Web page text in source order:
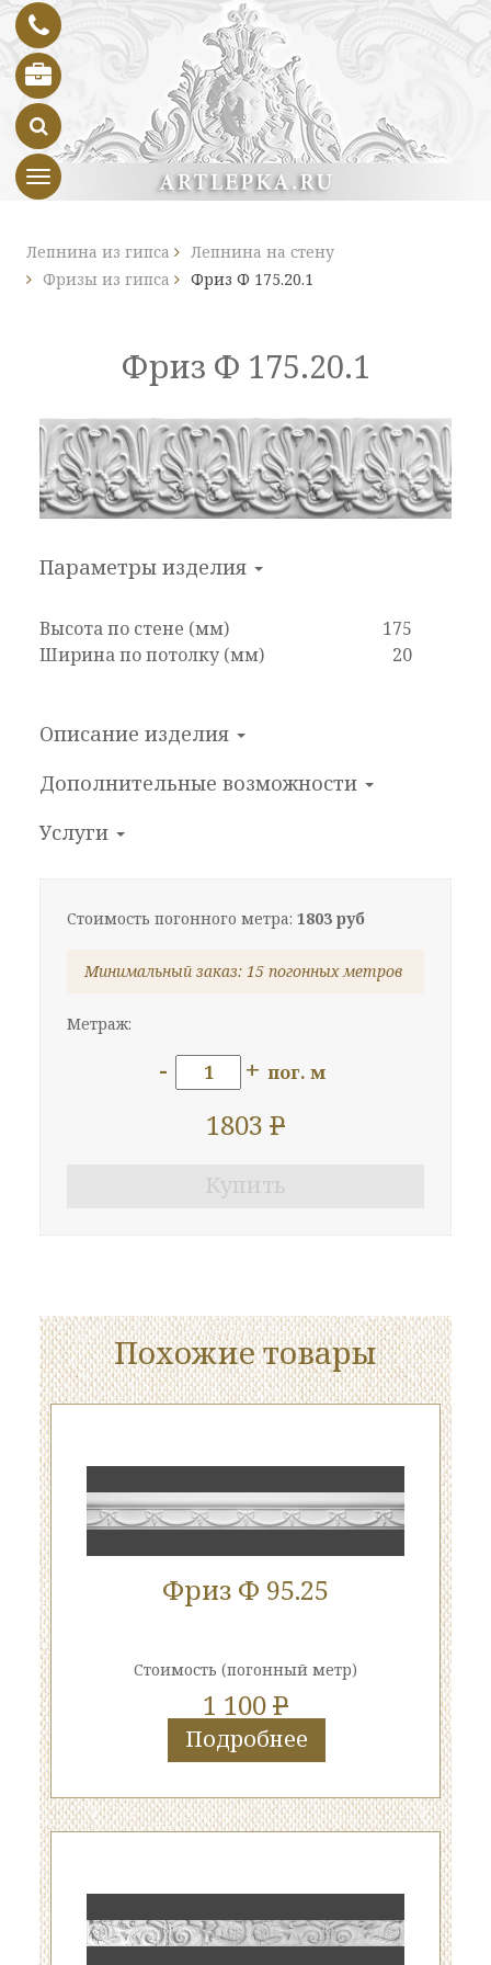
Toggle navigation
Лепнина из гипса
Лепнина на стену
Фризы из гипса
Фриз Ф 175.20.1
Фриз Ф 175.20.1
Параметры изделия
Высота по стене (мм)
175
Ширина по потолку (мм)
20
Описание изделия
Дополнительные возможности
Услуги
Стоимость погонного метра: 1803 руб
Минимальный заказ: 15 погонных метров
Метраж:
- + пог. м
1803 P
Купить
Похожие товары
Фриз Ф 95.25
Стоимость (погонный метр)
1 100P
Подробнее